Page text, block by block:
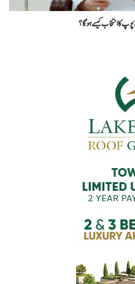
کا انتخاب کیسے ہوگا؟